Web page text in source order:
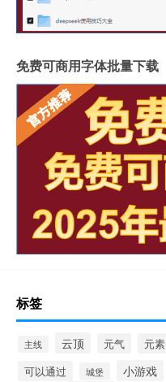
免费可商用字体批量下载
标签
主线 云顶 元气 元素
可以通过
城堡 小游戏